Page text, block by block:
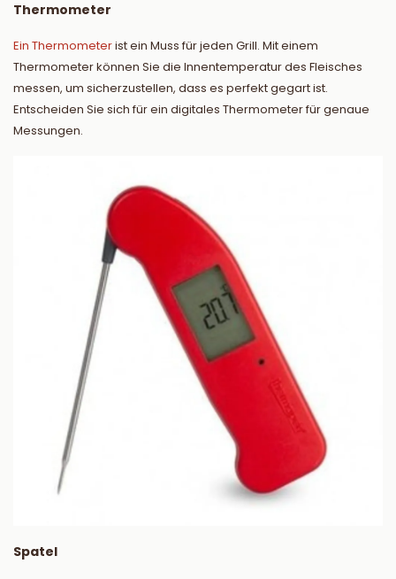
Thermometer
Ein Thermometerist ein Muss für jeden Grill. Mit einem
Thermometer können Sie die Innentemperatur des Fleisches
messen, um sicherzustellen, dass es perfekt gegart ist.
Entscheiden Sie sich für ein digitales Thermometer für genaue
Messungen.
Spatel